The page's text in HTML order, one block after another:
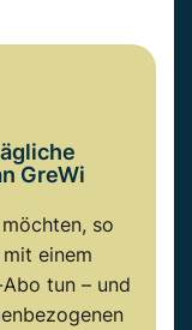
GreWi
so
einem
tun – und